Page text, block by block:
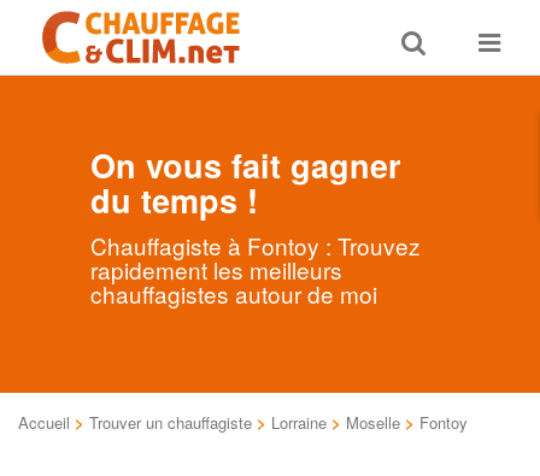
Toggle
search
Toggle
On vous fait gagner
du temps !
Chauffagiste à Fontoy : Trouvez
rapidement les meilleurs
chauffagistes autour de moi
Accueil > Trouver un chauffagiste > Lorraine > Moselle > Fontoy